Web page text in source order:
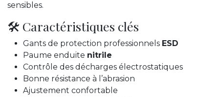
sensibles.
🛠️ Caractéristiques clés
Gants de protection professionnels ESD
Paume enduite nitrile
Contrôle des décharges électrostatiques
Bonne résistance à l’abrasion
Ajustement confortable